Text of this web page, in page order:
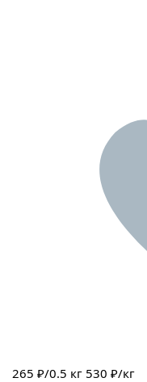
265 ₽/0.5 кг 530 ₽/кг